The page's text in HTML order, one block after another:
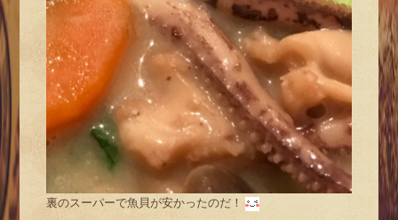
裏のスーパーで魚貝が安かったのだ！